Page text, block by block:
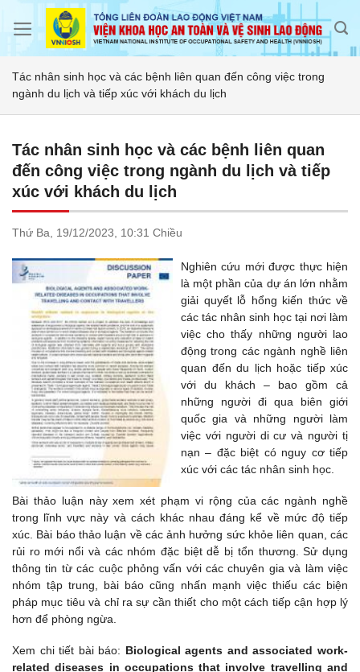
Tác nhân sinh học và các bệnh liên quan đến công việc trong
ngành du lịch và tiếp xúc với khách du lịch
Tác nhân sinh học và các bệnh liên quan
đến công việc trong ngành du lịch và tiếp
xúc với khách du lịch
Thứ Ba, 19/12/2023, 10:31 Chiều
Nghiên cứu mới được thực hiện
là một phần của dự án lớn nhằm
giải quyết lỗ hổng kiến thức về
các tác nhân sinh học tại nơi làm
việc cho thấy những người lao
động trong các ngành nghề liên
quan đến du lịch hoặc tiếp xúc
với du khách – bao gồm cả
những người đi qua biên giới
quốc gia và những người làm
việc với người di cư và người tị
nạn – đặc biệt có nguy cơ tiếp
xúc với các tác nhân sinh học.
Bài thảo luận này xem xét phạm vi rộng của các ngành nghề
trong lĩnh vực này và cách khác nhau đáng kể về mức độ tiếp
xúc. Bài báo thảo luận về các ảnh hưởng sức khỏe liên quan, các
rủi ro mới nổi và các nhóm đặc biệt dễ bị tổn thương.Sử dụng
thông tin từ các cuộc phỏng vấn với các chuyên gia và làm việc
nhóm tập trung, bài báo cũng nhấn mạnh việc thiếu các biện
pháp mục tiêu và chỉ ra sự cần thiết cho một cách tiếp cận hợp lý
hơn để phòng ngừa.
Xem chi tiết bài báo: Biological agents and associated work-
related diseases in occupations that involve travelling and